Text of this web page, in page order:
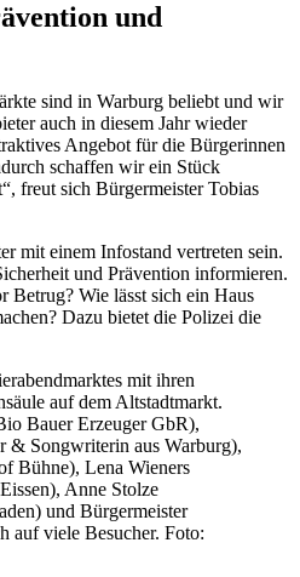
und
sind in Warburg beliebt und wir
auch in diesem Jahr wieder
Angebot für die Bürgerinnen
schaffen wir ein Stück
freut sich Bürgermeister Tobias
mit einem Infostand vertreten sein.
und Prävention informieren.
Betrug? Wie lässt sich ein Haus
Dazu bietet die Polizei die
Bauer Erzeuger GbR),
& Songwriterin aus Warburg),
Bühne), Lena Wieners
Anne Stolze
und Bürgermeister
auf viele Besucher. Foto: